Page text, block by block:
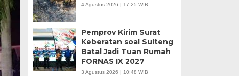
4 Agustus 2026 | 17:25 WIB
Pemprov Kirim Surat
Keberatan soal Sulteng
Batal Jadi Tuan Rumah
FORNAS IX 2027
3 Agustus 2026 | 10:48 WIB